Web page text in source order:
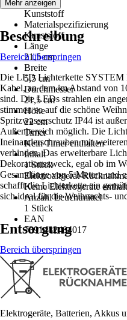
Material
Kunststoff
Materialspezifizierung
Kunststoff
Länge
21,5 cm
Breite
5,5 cm
Durchmesser
21,5 cm
Höhe
22 cm
Timer
Kein Timer enthalten
Inhalt
1 Stück
Elektroaltgerät-
Keine Elektrogeräte
Anzahl Leuchtmittel
1 Stück
EAN
7391482484017
Mehr anzeigen
Beschreibung
Bereich überspringen
Die LED Lichterkette SYSTEM
Kabel, an dem im Abstand von
sind. Die LEDs strahlen ein
stimmen so auf die schöne
Spritzwasserschutz IP44 ist
Außenbereich möglich. Die
Ineinanderschrauben mit
verbinden. Das erweiterbare
Dekorationszweck, egal ob im
Gesamtlänge von 5 Metern und
schafft die Lichterkette ein
sich ideal für die Weihnachts-
Entsorgung
Bereich überspringen
Elektrogeräte, Batterien, Akkus